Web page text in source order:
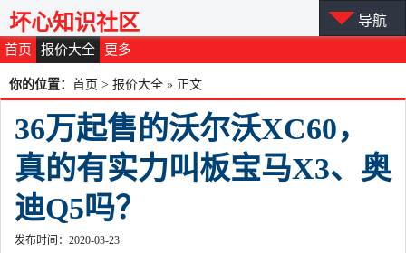
首页 报价大全 更多
坏心知识社区 导航
你的位置： 首页 > 报价大全 » 正文
36万起售的沃尔沃XC60，
真的有实力叫板宝马X3、奥
迪Q5吗？
发布时间：2020-03-23